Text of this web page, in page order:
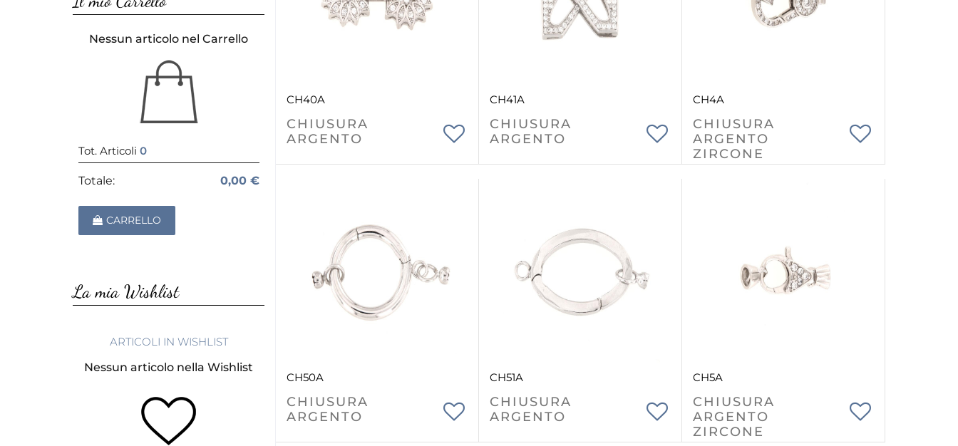
Nessun articolo nel Carrello
Tot. Articoli 0
Totale: 0,00 €
CARRELLO
La mia Wishlist
ARTICOLI IN WISHLIST
Nessun articolo nella Wishlist
CH40A
CHIUSURA
ARGENTO
CH41A
CHIUSURA
ARGENTO
CH4A
CHIUSURA
ARGENTO
ZIRCONE
CH50A
CHIUSURA
ARGENTO
CH51A
CHIUSURA
ARGENTO
CH5A
CHIUSURA
ARGENTO
ZIRCONE